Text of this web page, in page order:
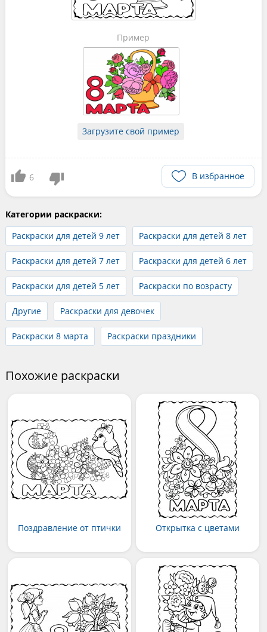
Пример
Загрузите свой пример
6 В избранное
Категории раскраски:
Раскраски для детей 9 лет
Раскраски для детей 8 лет
Раскраски для детей 7 лет Раскраски для детей 6 лет
Раскраски для детей 5 лет Раскраски по возрасту
Другие Раскраски для девочек
Раскраски 8 марта Раскраски праздники
Похожие раскраски
Поздравление от птички Открытка с цветами